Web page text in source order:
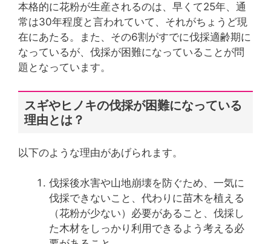
本格的に花粉が生産されるのは、早くて25年、通
常は30年程度と言われていて、それがちょうど現
在にあたる。また、その6割がすでに伐採適齢期に
なっているが、伐採が困難になっていることが問
題となっています。
スギやヒノキの伐採が困難になっている
理由とは？
以下のような理由があげられます。
伐採後水害や山地崩壊を防ぐため、一気に
伐採できないこと、代わりに苗木を植える
（花粉が少ない）必要があること、伐採し
た木材をしっかり利用できるよう考える必